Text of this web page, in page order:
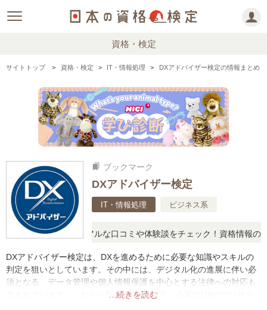
資格・検定
サイトトップ 資格・検定 IT・情報処理 DXアドバイザー検定の情報まとめ
bookmarks ブックマーク
DXアドバイザー検定
IT・情報処理 ビジネス系
に思ったら、リアルな口コミや体験談をチェック！資格情報の下か
...続きを読む
DXアドバイザー検定は、DXを進めるために必要な知識やスキルの
判定を狙いとしています。その中には、デジタル化の進展に伴い必
須となる、データ管理や個人情報保護を中心とする法律への対応も
含まれています。これからDXを推進する方、企業にDXのコンサル